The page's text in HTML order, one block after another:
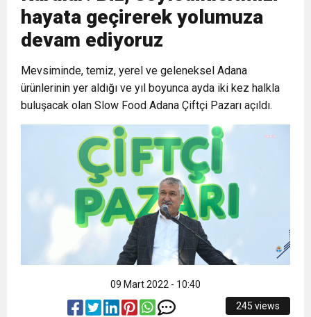
ve Onur Nişanesidir
CUMHURİYET BAYRAMI MESAJI
17:36 KURUMLAR VERGİSİ ERTELENDİ
1:00
DUYURUSU
21:40
KARAÇAY’A SEVGİ SELİ
BAŞKAN SAMİ ÜSTÜN’DEN
GÖNÜLLERE DOKUNAN ZİYARET
hayata geçirerek yolumuza
devam ediyoruz
Mevsiminde, temiz, yerel ve geleneksel Adana
ürünlerinin yer aldığı ve yıl boyunca ayda iki kez halkla
buluşacak olan Slow Food Adana Çiftçi Pazarı açıldı.
09 Mart 2022 - 10:40
245 views